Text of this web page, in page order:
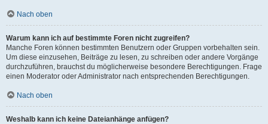
Nach oben
Warum kann ich auf bestimmte Foren nicht zugreifen?
Manche Foren können bestimmten Benutzern oder Gruppen vorbehalten sein.
Um diese einzusehen, Beiträge zu lesen, zu schreiben oder andere Vorgänge
durchzuführen, brauchst du möglicherweise besondere Berechtigungen. Frage
einen Moderator oder Administrator nach entsprechenden Berechtigungen.
Nach oben
Weshalb kann ich keine Dateianhänge anfügen?